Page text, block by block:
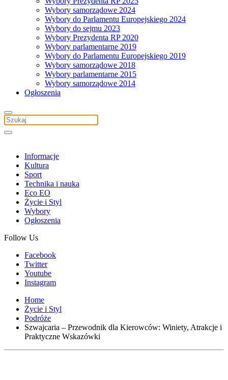
Wybory samorządowe 2024
Wybory do Parlamentu Europejskiego 2024
Wybory do sejmu 2023
Wybory Prezydenta RP 2020
Wybory parlamentarne 2019
Wybory do Parlamentu Europejskiego 2019
Wybory samorządowe 2018
Wybory parlamentarne 2015
Wybory samorządowe 2014
Ogłoszenia
Informacje
Kultura
Sport
Technika i nauka
Eco EO
Życie i Styl
Wybory
Ogłoszenia
Follow Us
Facebook
Twitter
Youtube
Instagram
Home
Życie i Styl
Podróże
Szwajcaria – Przewodnik dla Kierowców: Winiety, Atrakcje i
Praktyczne Wskazówki